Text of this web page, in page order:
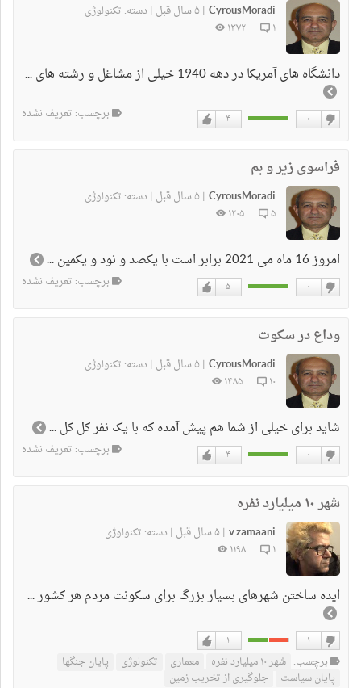
CyrousMoradi
| ۵ سال قبل | دسته: تکنولوژی
۱
۱۳۷۲
دانشگاه های آمریکا در دهه 1940 خیلی از مشاغل و رشته های ...
۴ ۰ برچسب: تعریف نشده
فراسوی زیر و بم
CyrousMoradi
| ۵ سال قبل | دسته: تکنولوژی
۵
۱۲۰۵
امروز 16 ماه می 2021 برابر است با یکصد و نود و یکمین ...
۵ ۰ برچسب: تعریف نشده
وداع در سکوت
CyrousMoradi
| ۵ سال قبل | دسته: تکنولوژی
۱۰
۱۴۸۵
شاید برای خیلی از شما هم پیش آمده که با یک نفر کل کل ...
۴ ۰ برچسب: تعریف نشده
شهر ۱۰ میلیارد نفره
v.zamaani
| ۵ سال قبل | دسته: تکنولوژی
۱
۱۱۹۸
ایده ساختن شهرهای بسیار بزرگ برای سکونت مردم هر کشور ...
دوست
دارم
۱ ۱
دوست
نداشتن
برچسب: شهر ۱۰ میلیارد نفره معماری تکنولوژی
پایان جنگها
پایان سیاست
جلوگیری از تخریب زمین